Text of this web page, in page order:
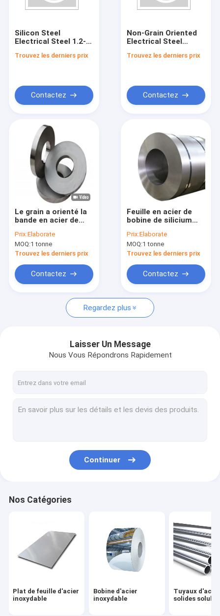
Produits
Vidéos
Au sujet de nous
Visite d'usine
Contactez-nous
Nouvelles
Demandez une citation
Bobine d'acier inoxydable
Tuyaux d'acier de solides solubles
Acier allié de nickel
Plaque d'acier galvanisée
Tuyau d'acier de Gi
Acier de construction creux
Silicon Steel
Electrical Steel 1.2-
1250mm
Trouvez les derniers prix
Contactez
Non-Grain Oriented
Electrical Steel
1.5A/m Width 50mm-
Trouvez les derniers prix
Contactez
Le grain a orienté la
bande en acier de
électrique Bao
0.7mm pour le noyau
H103-27 de
Prix:Elaborate
MOQ:1 tonne
Trouvez les derniers prix
Contactez
Feuille en acier de
bobine de silicium
pour les générateurs
B27p100 27qg100
27jgh10
Prix:Elaborate
MOQ:1 tonne
Trouvez les derniers prix
Contactez
Regardez plus
Laisser Un Message
Nous Vous Répondrons Rapidement
Continuer
Nos Catégories
Plat de feuille d'acier
inoxydable
Bobine d'acier
inoxydable
Tuyaux
solides